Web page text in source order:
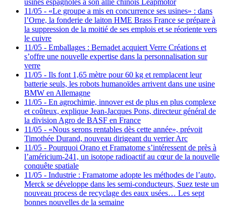
usines espagnoles à son allié chinois Leapmotor
11/05 - «Le groupe a mis en concurrence ses usines» : dans
l’Orne, la fonderie de laiton HME Brass France se prépare à
la suppression de la moitié de ses emplois et se réoriente vers
le cuivre
11/05 - Emballages : Bernadet acquiert Verre Créations et
s’offre une nouvelle expertise dans la personnalisation sur
verre
11/05 - Ils font 1,65 mètre pour 60 kg et remplacent leur
batterie seuls, les robots humanoïdes arrivent dans une usine
BMW en Allemagne
11/05 - En agrochimie, innover est de plus en plus complexe
et coûteux, explique Jean-Jacques Pons, directeur général de
la division Agro de BASF en France
11/05 - «Nous serons rentables dès cette année», prévoit
Timothée Durand, nouveau dirigeant du verrier Arc
11/05 - Pourquoi Orano et Framatome s’intéressent de près à
l’américium-241, un isotope radioactif au cœur de la nouvelle
conquête spatiale
11/05 - Industrie : Framatome adopte les méthodes de l’auto,
Merck se développe dans les semi-conducteurs, Suez teste un
nouveau process de recyclage des eaux usées… Les sept
bonnes nouvelles de la semaine